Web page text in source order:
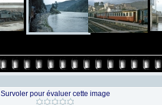
Survoler pour évaluer cette image